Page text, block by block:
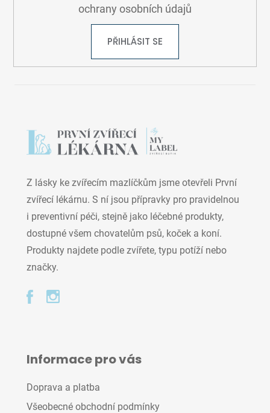
ochrany osobních údajů
PŘIHLÁSIT SE
Z lásky ke zvířecím mazlíčkům jsme otevřeli První
zvířecí lékárnu. S ní jsou přípravky pro pravidelnou
i preventivní péči, stejně jako léčebné produkty,
dostupné všem chovatelům psů, koček a koní.
Produkty najdete podle zvířete, typu potíží nebo
značky.
Informace pro vás
Doprava a platba
Všeobecné obchodní podmínky